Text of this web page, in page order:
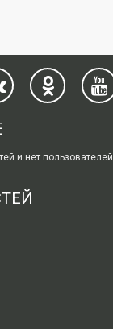
и нет пользователей